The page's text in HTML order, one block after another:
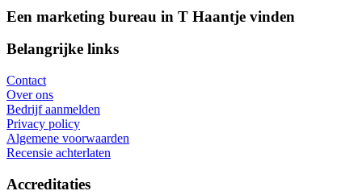
Een marketing bureau in T Haantje vinden
Belangrijke links
Contact
Over ons
Bedrijf aanmelden
Privacy policy
Algemene voorwaarden
Recensie achterlaten
Accreditaties